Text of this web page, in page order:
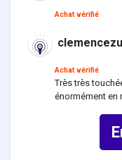
Achat vérifié
Achat vérifié
Très très
énormément